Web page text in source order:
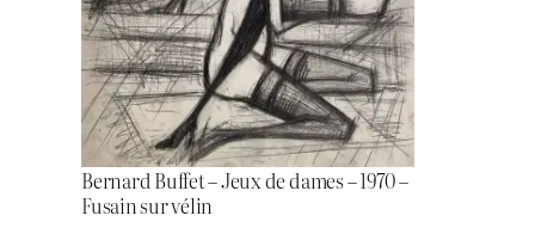
Bernard Buffet – Jeux de dames – 1970 –
Fusain sur vélin